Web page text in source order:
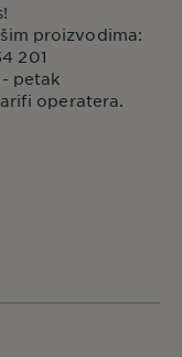
proizvodima:
201
petak
operatera.